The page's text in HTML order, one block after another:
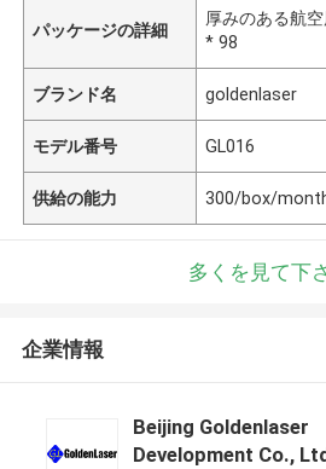
パッケージの詳細
厚みのある航
* 98
ブランド名 goldenlaser
モデル番号 GL016
供給の能力 300/box/
多くを見て下
企業情報
Beijing Goldenlaser
Development Co.,